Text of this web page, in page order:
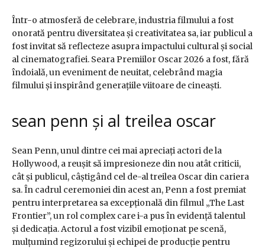
Într-o atmosferă de celebrare, industria filmului a fost
onorată pentru diversitatea și creativitatea sa, iar publicul a
fost invitat să reflecteze asupra impactului cultural și social
al cinematografiei. Seara Premiilor Oscar 2026 a fost, fără
îndoială, un eveniment de neuitat, celebrând magia
filmului și inspirând generațiile viitoare de cineaști.
sean penn și al treilea oscar
Sean Penn, unul dintre cei mai apreciați actori de la
Hollywood, a reușit să impresioneze din nou atât criticii,
cât și publicul, câștigând cel de-al treilea Oscar din cariera
sa. În cadrul ceremoniei din acest an, Penn a fost premiat
pentru interpretarea sa excepțională din filmul „The Last
Frontier”, un rol complex care i-a pus în evidență talentul
și dedicația. Actorul a fost vizibil emoționat pe scenă,
mulțumind regizorului și echipei de producție pentru